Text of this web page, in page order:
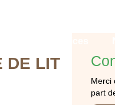
DE LIT
Merci
part